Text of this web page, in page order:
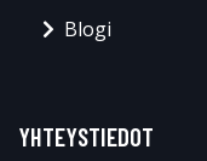
Blogi
YHTEYSTIEDOT